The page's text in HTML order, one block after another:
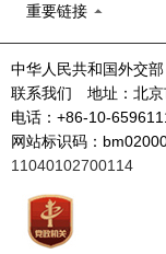
重要链接
中华人民共和国外交
联系我们 地址：北
电话：+86-10-
网站标识码：
11040102700114